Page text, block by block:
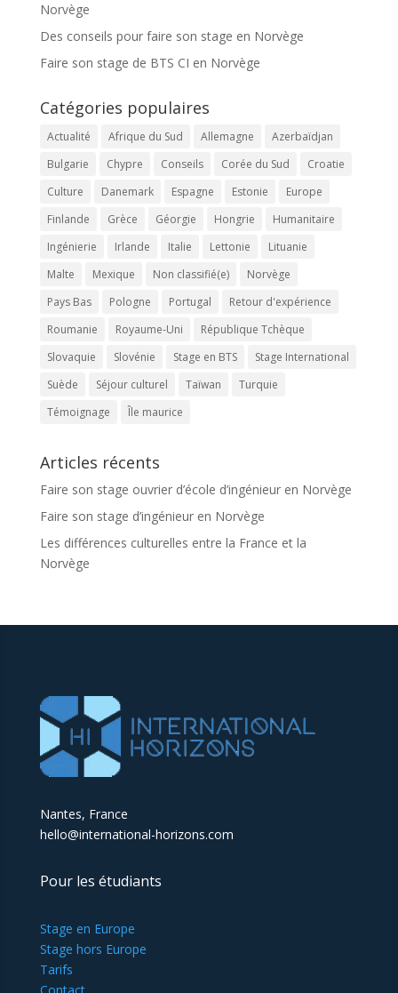
Norvège
Des conseils pour faire son stage en Norvège
Faire son stage de BTS CI en Norvège
Catégories populaires
Actualité Afrique du Sud Allemagne
Azerbaïdjan
Bulgarie
Chypre Conseils Corée du Sud
Croatie
Culture
Danemark Espagne Estonie
Europe
Finlande
Grèce Géorgie Hongrie
Humanitaire
Ingénierie
Irlande Italie Lettonie
Lituanie
Malte
Mexique Non classifié(e)
Norvège
Pays Bas
Pologne Portugal
Retour d'expérience
Roumanie
Royaume-Uni
République Tchèque
Slovaquie
Slovénie Stage en BTS
Stage International
Suède
Séjour culturel Taïwan
Turquie
Témoignage
Île maurice
Articles récents
Faire son stage ouvrier d’école d’ingénieur en Norvège
Faire son stage d’ingénieur en Norvège
Les différences culturelles entre la France et la
Norvège
Nantes, France
hello@international-horizons.com
Pour les étudiants
Stage en Europe
Stage hors Europe
Tarifs